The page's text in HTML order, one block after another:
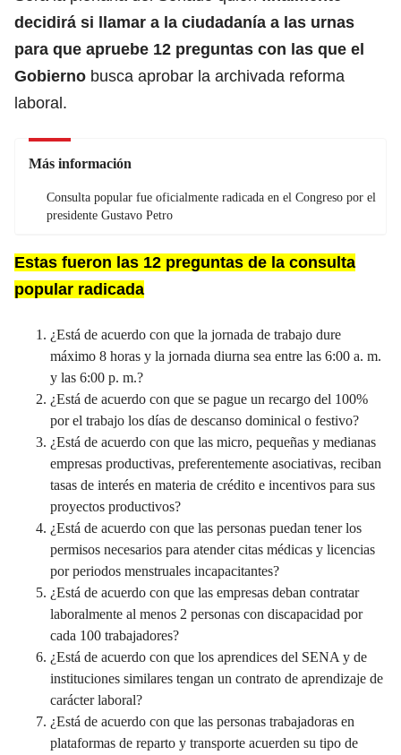
decidirá si llamar a la ciudadanía a las urnas
para que apruebe 12 preguntas con las que el
Gobierno busca aprobar la archivada reforma
laboral.
Más información
Consulta popular fue oficialmente radicada en el Congreso por el
presidente Gustavo Petro
Estas fueron las 12 preguntas de la consulta
popular radicada
¿Está de acuerdo con que la jornada de trabajo dure
máximo 8 horas y la jornada diurna sea entre las 6:00 a. m.
y las 6:00 p. m.?
¿Está de acuerdo con que se pague un recargo del 100%
por el trabajo los días de descanso dominical o festivo?
¿Está de acuerdo con que las micro, pequeñas y medianas
empresas productivas, preferentemente asociativas, reciban
tasas de interés en materia de crédito e incentivos para sus
proyectos productivos?
¿Está de acuerdo con que las personas puedan tener los
permisos necesarios para atender citas médicas y licencias
por periodos menstruales incapacitantes?
¿Está de acuerdo con que las empresas deban contratar
laboralmente al menos 2 personas con discapacidad por
cada 100 trabajadores?
¿Está de acuerdo con que los aprendices del SENA y de
instituciones similares tengan un contrato de aprendizaje de
carácter laboral?
¿Está de acuerdo con que las personas trabajadoras en
plataformas de reparto y transporte acuerden su tipo de